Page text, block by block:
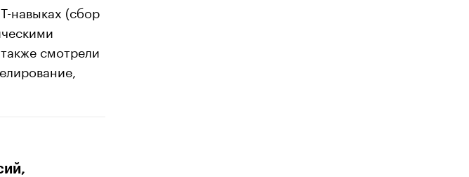
навыках (сбор
смотрели